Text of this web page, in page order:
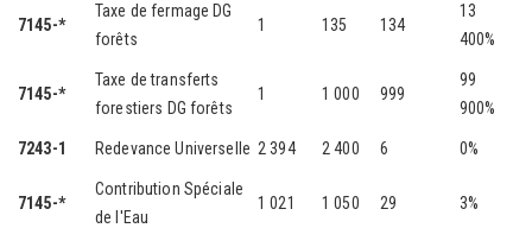
7145-*
Taxe de fermage DG
forêts
1 135 134
13
400%
7145-*
Taxe de transferts
forestiers DG forêts
1 1 000 999
99
900%
7243-1 Redevance Universelle 2 394 2 400 6 0%
7145-*
Contribution Spéciale
de l'Eau
1 021 1 050 29 3%